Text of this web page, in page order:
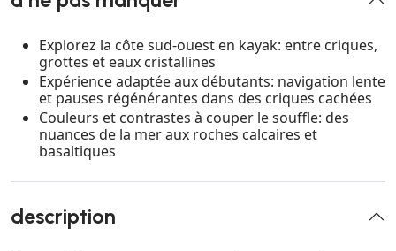
Explorez la côte sud-ouest en kayak: entre criques,
grottes et eaux cristallines
Expérience adaptée aux débutants: navigation lente
et pauses régénérantes dans des criques cachées
Couleurs et contrastes à couper le souffle: des
nuances de la mer aux roches calcaires et
basaltiques
description